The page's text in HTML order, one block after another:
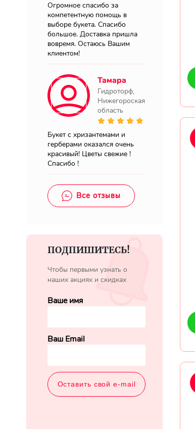
Огромное спасибо за
компетентную помощь в
выборе букета. Спасибо
большое. Доставка пришла
вовремя. Остаюсь Вашим
клиентом!
Тамара
Гидроторф,
Нижегороская
область
Букет с хризантемами и
герберами оказался очень
красивый! Цветы свежие !
Спасибо !
Все отзывы
ПОДПИШИТЕСЬ!
Чтобы первыми узнать о
наших акциях и скидках
Ваше имя
Ваш Email